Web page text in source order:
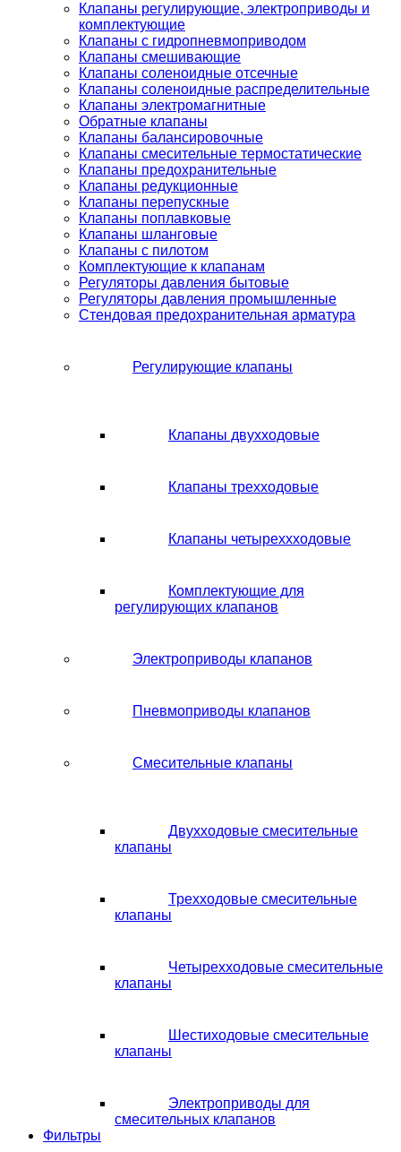
Клапаны регулирующие, электроприводы и
комплектующие
Клапаны с гидропневмоприводом
Клапаны смешивающие
Клапаны соленоидные отсечные
Клапаны соленоидные распределительные
Клапаны электромагнитные
Обратные клапаны
Клапаны балансировочные
Клапаны смесительные термостатические
Клапаны предохранительные
Клапаны редукционные
Клапаны перепускные
Клапаны поплавковые
Клапаны шланговые
Клапаны с пилотом
Комплектующие к клапанам
Регуляторы давления бытовые
Регуляторы давления промышленные
Стендовая предохранительная арматура
Регулирующие клапаны
Клапаны двухходовые
Клапаны трехходовые
Клапаны четыреххходовые
Комплектующие для
регулирующих клапанов
Электроприводы клапанов
Пневмоприводы клапанов
Смесительные клапаны
Двухходовые смесительные
клапаны
Трехходовые смесительные
клапаны
Четырехходовые смесительные
клапаны
Шестиходовые смесительные
клапаны
Электроприводы для
смесительных клапанов
Фильтры